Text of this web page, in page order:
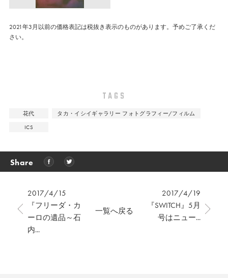
2021年3月以前の価格表記は税抜き表示のものがあります。予めご了承くだ
さい。
TAGS
花代
タカ・イシイギャラリー フォトグラフィー/フィルム
ICS
Share
2017/4/15
『フリーダ・カ
ーロの遺品～石
内...
2017/4/19
『SWITCH』5月
号はニュー...
一覧へ戻る